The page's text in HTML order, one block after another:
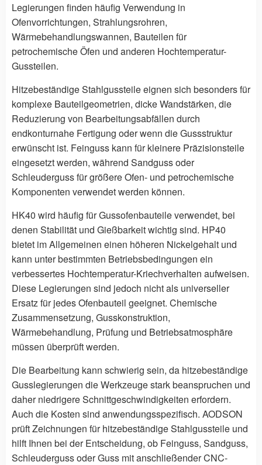
Legierungen finden häufig Verwendung in
Ofenvorrichtungen, Strahlungsrohren,
Wärmebehandlungswannen, Bauteilen für
petrochemische Öfen und anderen Hochtemperatur-
Gussteilen.
Hitzebeständige Stahlgussteile eignen sich besonders für
komplexe Bauteilgeometrien, dicke Wandstärken, die
Reduzierung von Bearbeitungsabfällen durch
endkonturnahe Fertigung oder wenn die Gussstruktur
erwünscht ist. Feinguss kann für kleinere Präzisionsteile
eingesetzt werden, während Sandguss oder
Schleuderguss für größere Ofen- und petrochemische
Komponenten verwendet werden können.
HK40 wird häufig für Gussofenbauteile verwendet, bei
denen Stabilität und Gießbarkeit wichtig sind. HP40
bietet im Allgemeinen einen höheren Nickelgehalt und
kann unter bestimmten Betriebsbedingungen ein
verbessertes Hochtemperatur-Kriechverhalten aufweisen.
Diese Legierungen sind jedoch nicht als universeller
Ersatz für jedes Ofenbauteil geeignet. Chemische
Zusammensetzung, Gusskonstruktion,
Wärmebehandlung, Prüfung und Betriebsatmosphäre
müssen überprüft werden.
Die Bearbeitung kann schwierig sein, da hitzebeständige
Gusslegierungen die Werkzeuge stark beanspruchen und
daher niedrigere Schnittgeschwindigkeiten erfordern.
Auch die Kosten sind anwendungsspezifisch. AODSON
prüft Zeichnungen für hitzebeständige Stahlgussteile und
hilft Ihnen bei der Entscheidung, ob Feinguss, Sandguss,
Schleuderguss oder Guss mit anschließender CNC-